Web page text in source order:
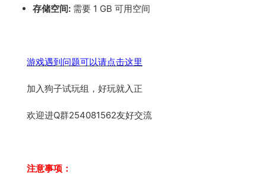
存储空间: 需要 1 GB 可用空间
游戏遇到问题可以请点击这里
加入狗子试玩组，好玩就入正
欢迎进Q群254081562友好交流
注意事项：